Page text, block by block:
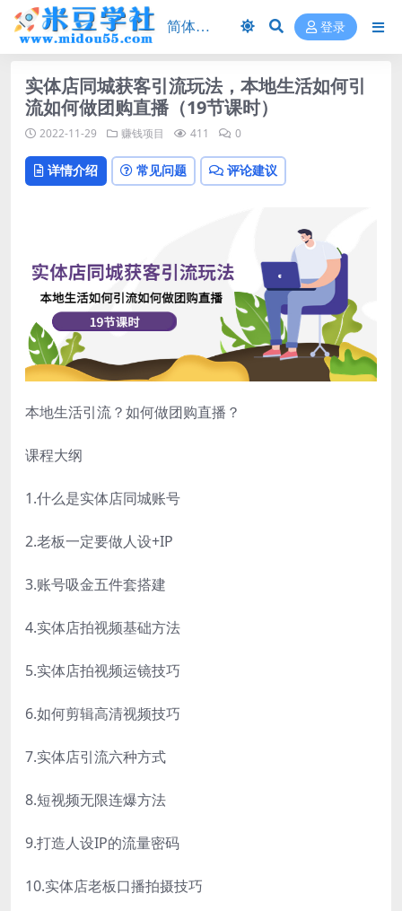
登录
实体店同城获客引流玩法，本地生活如何引
流如何做团购直播（19节课时）
2022-11-29 赚钱项目 411 0
详情介绍 常见问题 评论建议
本地生活引流？如何做团购直播？
课程大纲
1.什么是实体店同城账号
2.老板一定要做人设+IP
3.账号吸金五件套搭建
4.实体店拍视频基础方法
5.实体店拍视频运镜技巧
6.如何剪辑高清视频技巧
7.实体店引流六种方式
8.短视频无限连爆方法
9.打造人设IP的流量密码
10.实体店老板口播拍摄技巧